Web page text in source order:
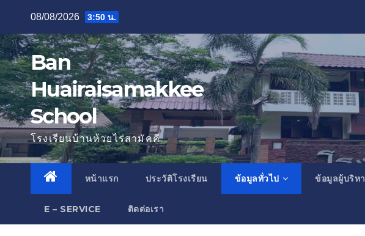
content
08/08/2026 3:50 น.
Ban
Huairaisamakkee
School
โรงเรียนบ้านห้วยไร่สามัคคี
หน้าแรก ประวัติโรงเรียน ข้อมูลทั่วไป ข้อมูลผู้บริห
E – SERVICE ติดต่อเรา